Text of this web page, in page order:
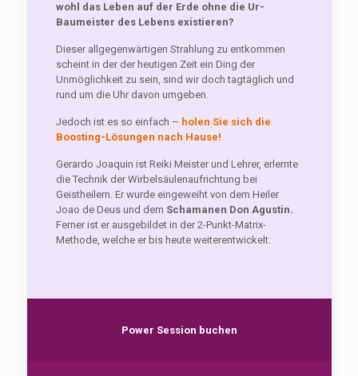
wohl das Leben auf der Erde ohne die Ur-
Baumeister des Lebens existieren?
Dieser allgegenwärtigen Strahlung zu entkommen
scheint in der der heutigen Zeit ein Ding der
Unmöglichkeit zu sein, sind wir doch tagtäglich und
rund um die Uhr davon umgeben.
Jedoch ist es so einfach – holen Sie sich die
Boosting-Lösungen nach Hause!
Gerardo Joaquin ist Reiki Meister und Lehrer, erlernte
die Technik der Wirbelsäulenaufrichtung bei
Geistheilern. Er wurde eingeweiht von dem Heiler
Joao de Deus und dem Schamanen Don Agustin.
Ferner ist er ausgebildet in der 2-Punkt-Matrix-
Methode, welche er bis heute weiterentwickelt.
Power Session buchen